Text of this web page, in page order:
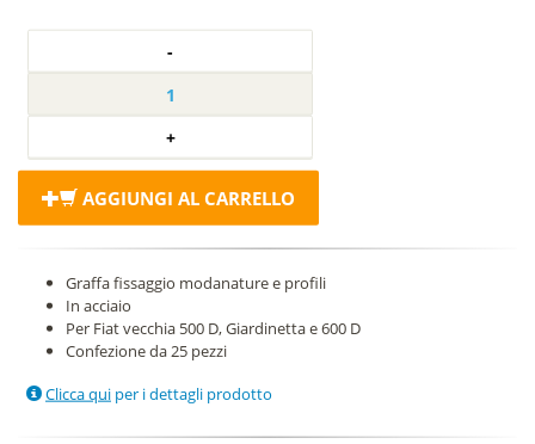
AGGIUNGI AL CARRELLO
Graffa fissaggio modanature e profili
In acciaio
Per Fiat vecchia 500 D, Giardinetta e 600 D
Confezione da 25 pezzi
Clicca qui per i dettagli prodotto